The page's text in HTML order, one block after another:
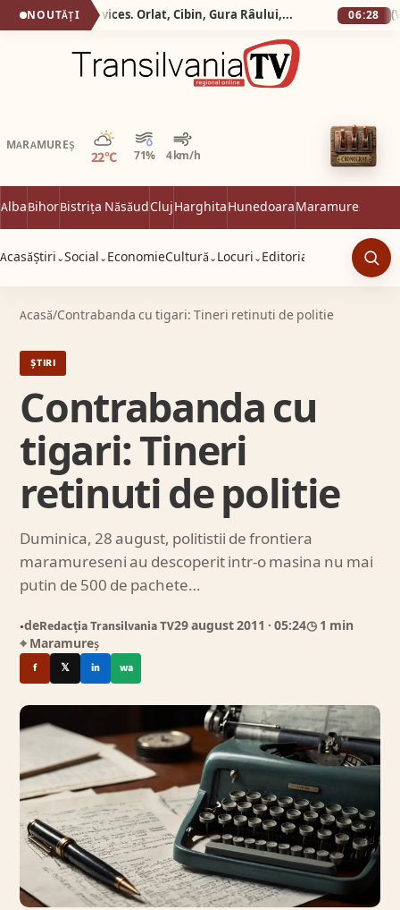
NOUTĂȚI Silva Logistic Services. Orlat, Cibin, Gura Râului, Paltinis, Arena Platos, Iezeru Mare, drumul spre inima Mǎrginimii. 06:28
MARAMUREȘ
22°C 71% 4 km/h
Parțial noros
AlbaBihorBistrița NăsăudClujHarghitaHunedoaraMaramureș
AcasăȘtiri ⌄Social ⌄ EconomieCultură ⌄ Locuri ⌄ Editorial
Acasă/Contrabanda cu tigari: Tineri retinuti de politie
ȘTIRI
Contrabanda cu
tigari: Tineri
retinuti de politie
Duminica, 28 august, politistii de frontiera
maramureseni au descoperit intr-o masina nu mai
putin de 500 de pachete…
●deRedacția Transilvania TV29 august 2011 · 05:24◷ 1 min
⌖ Maramureș
f 𝕏 in wa